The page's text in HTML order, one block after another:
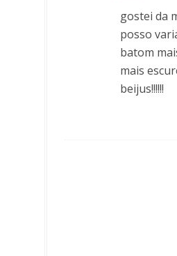
gostei da
posso
batom
mais
beijus!!!!!!